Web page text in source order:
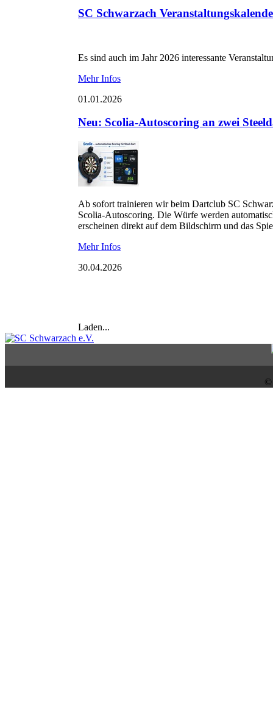
SC Schwarzach
Es sind auch im Jahr 2026 interessante
Mehr Infos
01.01.2026
Neu: Scolia-Autoscoring an zwei
Ab sofort trainieren wir beim Dartclub SC
Scolia-Autoscoring. Die Würfe werden
erscheinen direkt auf dem Bildschirm und das
Mehr Infos
30.04.2026
Laden...
©